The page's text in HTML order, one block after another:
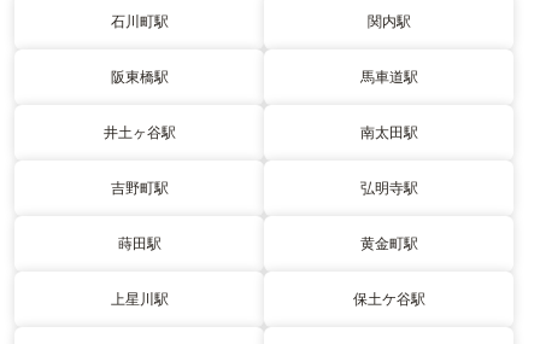
石川町駅 関内駅
阪東橋駅 馬車道駅
井土ヶ谷駅 南太田駅
吉野町駅 弘明寺駅
蒔田駅 黄金町駅
上星川駅 保土ケ谷駅